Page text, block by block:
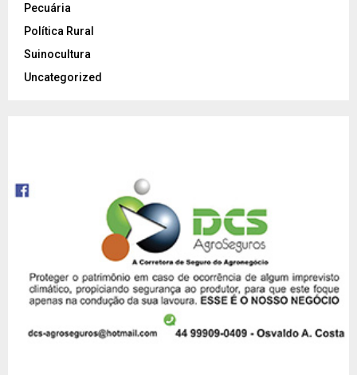
Pecuária
Política Rural
Suinocultura
Uncategorized